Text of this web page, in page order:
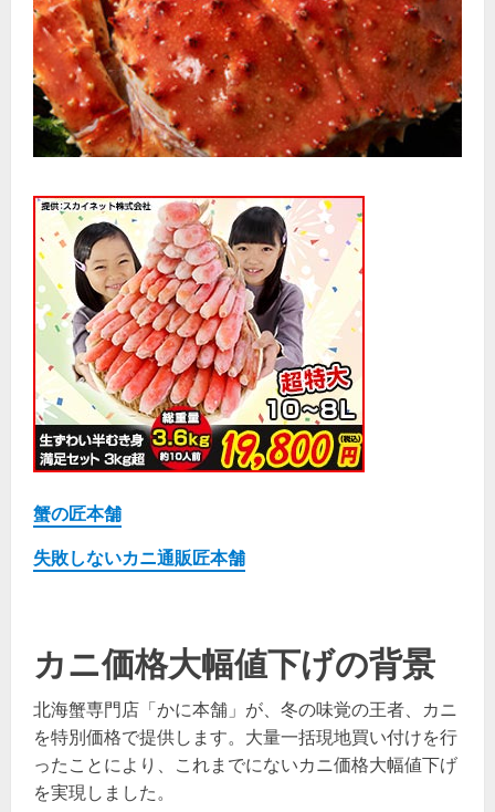
蟹の匠本舗
失敗しないカニ通販匠本舗
カニ価格大幅値下げの背景
北海蟹専門店「かに本舗」が、冬の味覚の王者、カニ
を特別価格で提供します。大量一括現地買い付けを行
ったことにより、これまでにないカニ価格大幅値下げ
を実現しました。